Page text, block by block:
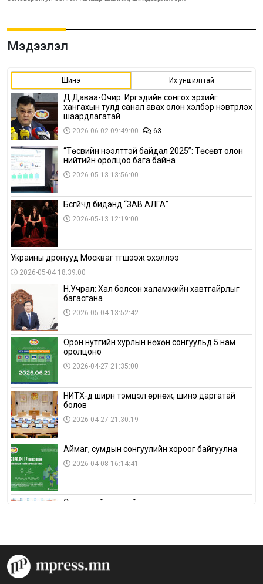
Мэдээлэл
Шинэ Их уншилттай
Д.Даваа-Очир: Иргэдийн сонгох эрхийг
хангахын тулд санал авах олон хэлбэр нэвтрүүлэх
шаардлагатай
2026-06-02 09:49:00 63
“Төсвийн нээлттэй байдал 2025”: Төсөвт олон
нийтийн оролцоо бага байна
2026-05-13 13:56:00
Бүсгүйчүүд бидэнд “ЗАВ АЛГА”
2026-05-13 12:19:00
Украины дронууд Москваг түгшээж эхэллээ
2026-05-04 18:39:00
Н.Учрал: Хал болсон халамжийн хавтгайрлыг
багасгана
2026-05-04 13:52:42
Орон нутгийн хурлын нөхөн сонгуульд 5 нам
оролцоно
2026-04-27 21:35:00
НИТХ-д ширүүн тэмцэл өрнөж, шинэ даргатай
болов
2026-04-27 21:30:19
Аймаг, сумдын сонгуулийн хороог байгуулна
2026-04-08 16:14:41
Сонгуулийн хуулийн зөрчил, шалгах,
аймагт үргэлжилж байна